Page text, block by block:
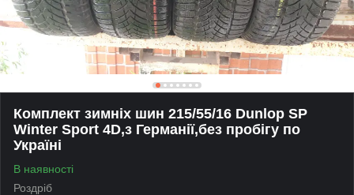
Комплект зимніх шин 215/55/16 Dunlop SP
Winter Sport 4D,з Германії,без пробігу по
Україні
В наявності
Роздріб